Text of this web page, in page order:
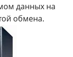
данных на
обмена.